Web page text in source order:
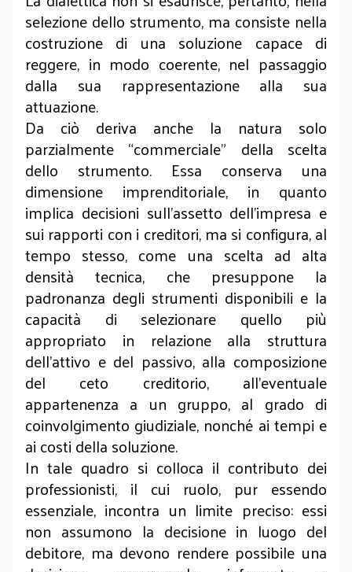
selezione dello strumento, ma consiste nella
costruzione di una soluzione capace di
reggere, in modo coerente, nel passaggio
dalla sua rappresentazione alla sua
attuazione.
Da ciò deriva anche la natura solo
parzialmente “commerciale” della scelta
dello strumento. Essa conserva una
dimensione imprenditoriale, in quanto
implica decisioni sull’assetto dell’impresa e
sui rapporti con i creditori, ma si configura, al
tempo stesso, come una scelta ad alta
densità tecnica, che presuppone la
padronanza degli strumenti disponibili e la
capacità di selezionare quello più
appropriato in relazione alla struttura
dell’attivo e del passivo, alla composizione
del ceto creditorio, all’eventuale
appartenenza a un gruppo, al grado di
coinvolgimento giudiziale, nonché ai tempi e
ai costi della soluzione.
In tale quadro si colloca il contributo dei
professionisti, il cui ruolo, pur essendo
essenziale, incontra un limite preciso: essi
non assumono la decisione in luogo del
debitore, ma devono rendere possibile una